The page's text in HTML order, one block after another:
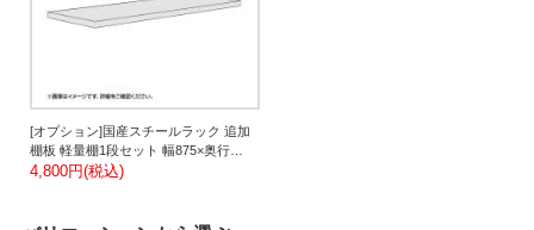
[オプション]国産スチールラック 追加
棚板 軽量棚1段セット 幅875×奥行
450mm用 セミボルトレス
4,800円(税込)